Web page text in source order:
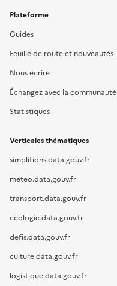
Plateforme
Guides
Feuille de route et nouveautés
Nous écrire
Échangez avec la communauté
Statistiques
Verticales thématiques
simplifions.data.gouv.fr
meteo.data.gouv.fr
transport.data.gouv.fr
ecologie.data.gouv.fr
defis.data.gouv.fr
culture.data.gouv.fr
logistique.data.gouv.fr